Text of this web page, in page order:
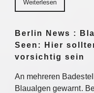
Weiterlesen
Berlin News :
Seen: Hier
vorsichtig sein
An mehreren
Blaualgen gewarnt.